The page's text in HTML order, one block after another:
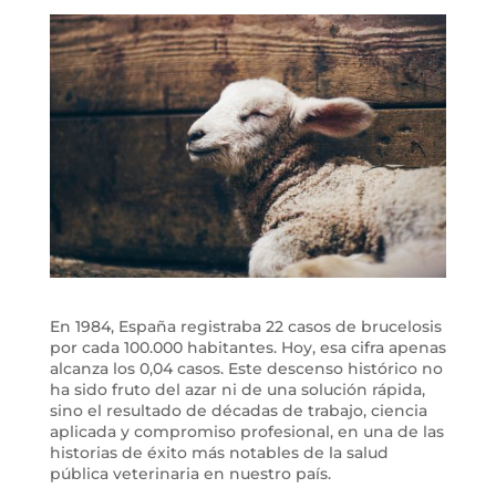
En 1984, España registraba 22 casos de brucelosis
por cada 100.000 habitantes. Hoy, esa cifra apenas
alcanza los 0,04 casos. Este descenso histórico no
ha sido fruto del azar ni de una solución rápida,
sino el resultado de décadas de trabajo, ciencia
aplicada y compromiso profesional, en una de las
historias de éxito más notables de la salud
pública veterinaria en nuestro país.